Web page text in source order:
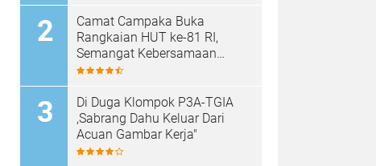
Sementara
Camat Campaka Buka
Rangkaian HUT ke-81 RI,
Semangat Kebersamaan
Warnai Senam Massal dan
Desa
Di Duga Klompok P3A-TGIA
,Sabrang Dahu Keluar Dari
Acuan Gambar Kerja"